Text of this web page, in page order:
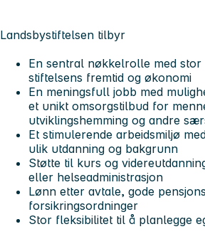
Landsbystiftelsen tilbyr
En sentral nøkkelrolle med
stiftelsens fremtid og økonomi
En meningsfull jobb med
et unikt omsorgstilbud for
utviklingshemming og andre
Et stimulerende arbeidsmiljø
ulik utdanning og bakgrunn
Støtte til kurs og
eller helseadministrasjon
Lønn etter avtale, gode
forsikringsordninger
Stor fleksibilitet til å planlegge